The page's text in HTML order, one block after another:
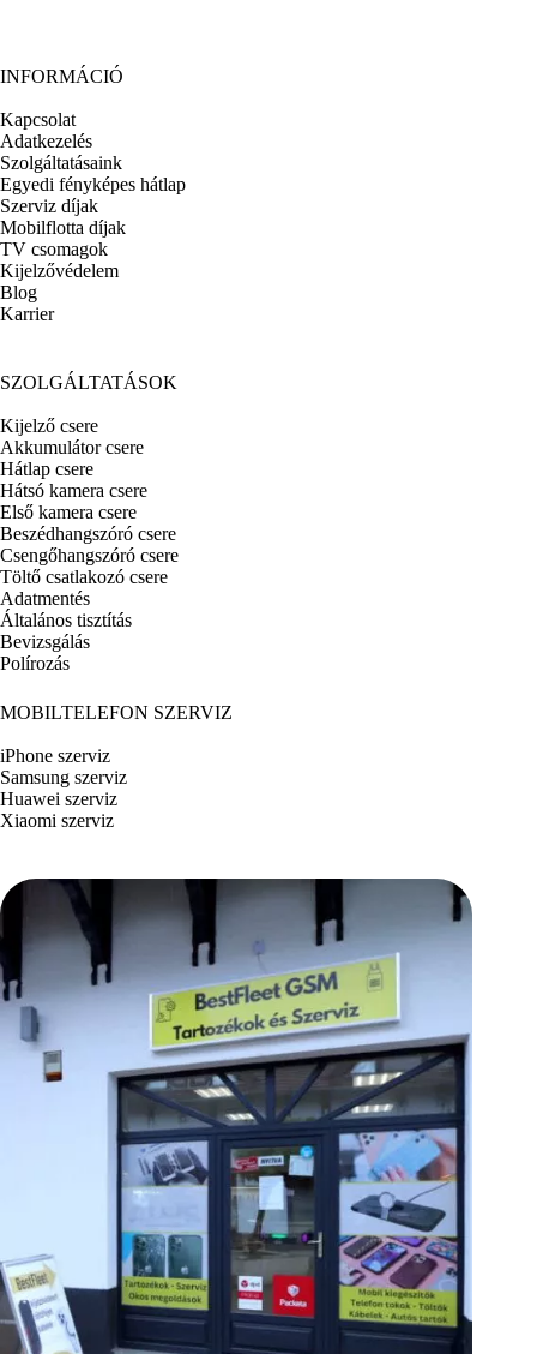
INFORMÁCIÓ
Kapcsolat
Adatkezelés
Szolgáltatásaink
Egyedi fényképes hátlap
Szerviz díjak
Mobilflotta díjak
TV csomagok
Kijelzővédelem
Blog
Karrier
SZOLGÁLTATÁSOK
Kijelző csere
Akkumulátor csere
Hátlap csere
Hátsó kamera csere
Első kamera csere
Beszédhangszóró csere
Csengőhangszóró csere
Töltő csatlakozó csere
Adatmentés
Általános tisztítás
Bevizsgálás
Polírozás
MOBILTELEFON SZERVIZ
iPhone szerviz
Samsung szerviz
Huawei szerviz
Xiaomi szerviz